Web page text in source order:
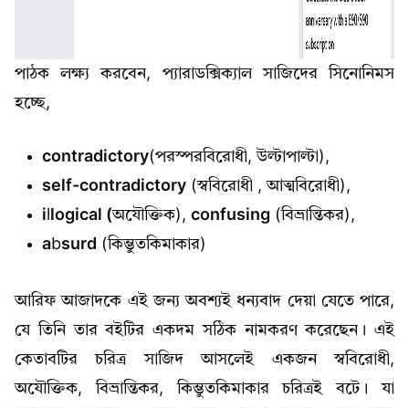
পাঠক লক্ষ্য করবেন, প্যারাডক্সিক্যাল সাজিদের সিনোনিমস
হচ্ছে,
contradictory(পরস্পরবিরোধী, উল্টাপাল্টা),
self-contradictory (স্ববিরোধী , আত্মবিরোধী),
i logical (অযৌক্তিক), confusing (বিভ্রান্তিকর),
absurd (কিম্ভুতকিমাকার)
আরিফ আজাদকে এই জন্য অবশ্যই ধন্যবাদ দেয়া যেতে পারে,
যে তিনি তার বইটির একদম সঠিক নামকরণ করেছেন। এই
কেতাবটির চরিত্র সাজিদ আসলেই একজন স্ববিরোধী,
অযৌক্তিক, বিভ্রান্তিকর, কিম্ভুতকিমাকার চরিত্রই বটে। যা